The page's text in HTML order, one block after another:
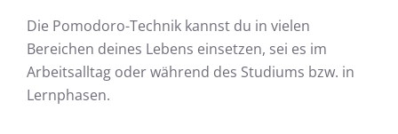
Die Pomodoro-Technik kannst du in vielen
Bereichen deines Lebens einsetzen, sei es im
Arbeitsalltag oder während des Studiums bzw. in
Lernphasen.